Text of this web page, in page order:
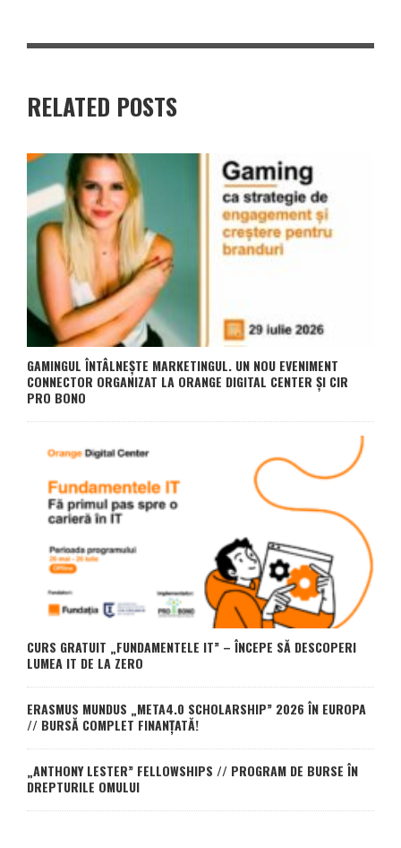
RELATED POSTS
GAMINGUL ÎNTÂLNEȘTE MARKETINGUL. UN NOU EVENIMENT
CONNECTOR ORGANIZAT LA ORANGE DIGITAL CENTER ȘI CIR
PRO BONO
CURS GRATUIT „FUNDAMENTELE IT” – ÎNCEPE SĂ DESCOPERI
LUMEA IT DE LA ZERO
ERASMUS MUNDUS „META4.0 SCHOLARSHIP” 2026 ÎN EUROPA
// BURSĂ COMPLET FINANȚATĂ!
„ANTHONY LESTER” FELLOWSHIPS // PROGRAM DE BURSE ÎN
DREPTURILE OMULUI